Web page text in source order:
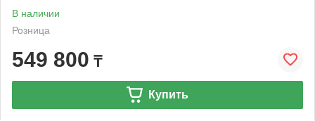
В наличии
Розница
549 800 ₸
Купить